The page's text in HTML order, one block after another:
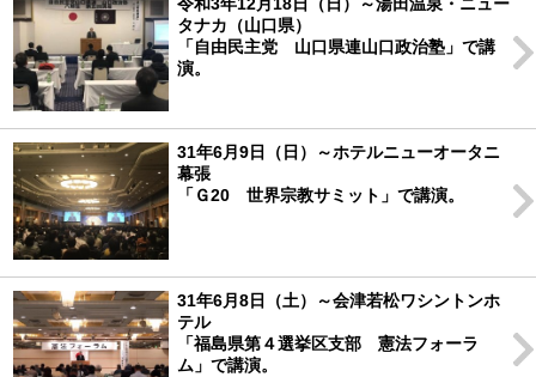
令和3年12月18日（日）～湯田温泉・ニュー
タナカ（山口県）
「自由民主党 山口県連山口政治塾」で講
演。
31年6月9日（日）～ホテルニューオータニ
幕張
「Ｇ20 世界宗教サミット」で講演。
31年6月8日（土）～会津若松ワシントンホ
テル
「福島県第４選挙区支部 憲法フォーラ
ム」で講演。